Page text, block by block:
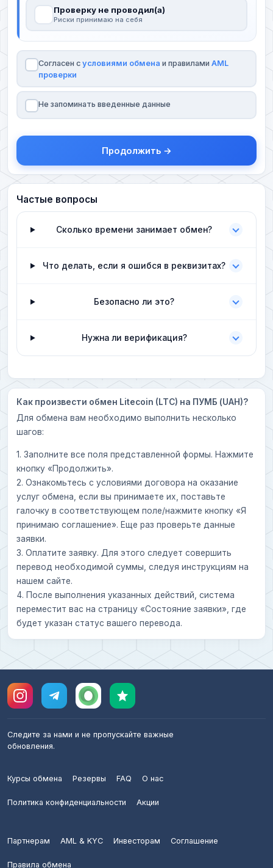
Проверку не проводил(а)
Риски принимаю на себя
Согласен с условиями обмена и правилами AML
проверки
Не запоминать введенные данные
Продолжить →
Частые вопросы
Сколько времени занимает обмен?
Что делать, если я ошибся в реквизитах?
Безопасно ли это?
Нужна ли верификация?
Как произвести обмен Litecoin (LTC) на ПУМБ (UAH)?
Для обмена вам необходимо выполнить несколько
шагов:
1. Заполните все поля представленной формы. Нажмите
кнопку «Продолжить».
2. Ознакомьтесь с условиями договора на оказание
услуг обмена, если вы принимаете их, поставьте
галочку в соответствующем поле/нажмите кнопку «Я
принимаю соглашение». Еще раз проверьте данные
заявки.
3. Оплатите заявку. Для этого следует совершить
перевод необходимой суммы, следуя инструкциям на
нашем сайте.
4. После выполнения указанных действий, система
переместит вас на страницу «Состояние заявки», где
будет указан статус вашего перевода.
Следите за нами и не пропускайте важные
обновления.
Курсы обмена Резервы FAQ О нас
Политика конфиденциальности Акции
Партнерам AML & KYC Инвесторам Соглашение
Правила обмена